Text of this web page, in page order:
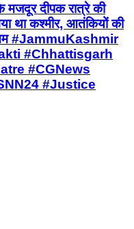
दीपक रात्रे की
था कश्मीर, आतंकियों की
#JammuKashmir
#Chhattisgarh
#CGNews
#Justice